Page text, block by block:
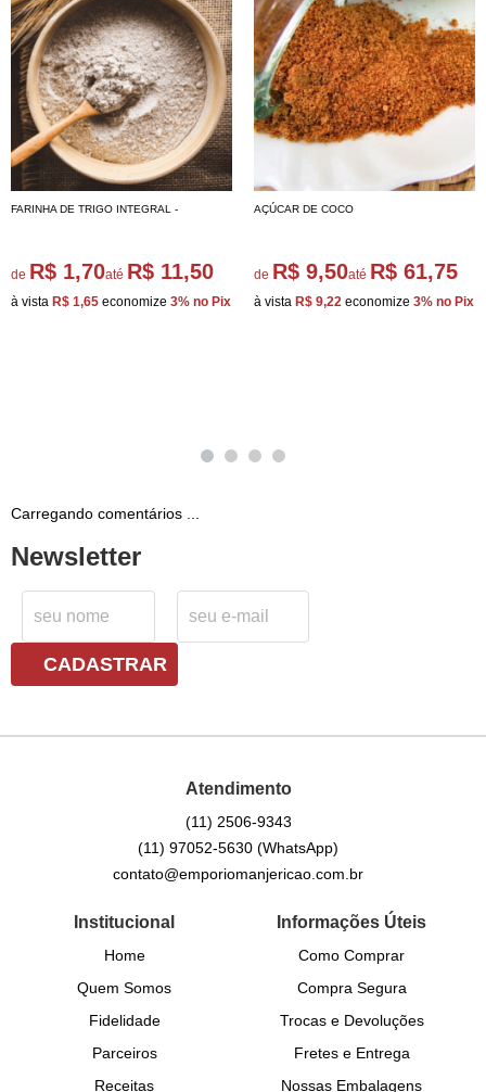
FARINHA DE TRIGO INTEGRAL -
de R$ 1,70até R$ 11,50
à vista R$ 1,65 economize 3% no Pix
AÇÚCAR DE COCO
de R$ 9,50até R$ 61,75
à vista R$ 9,22 economize 3% no Pix
Carregando comentários ...
Newsletter
CADASTRAR
Atendimento
(11) 2506-9343
(11) 97052-5630(WhatsApp)
contato@emporiomanjericao.com.br
Institucional
Home
Quem Somos
Fidelidade
Parceiros
Receitas
Informações Úteis
Como Comprar
Compra Segura
Trocas e Devoluções
Fretes e Entrega
Nossas Embalagens